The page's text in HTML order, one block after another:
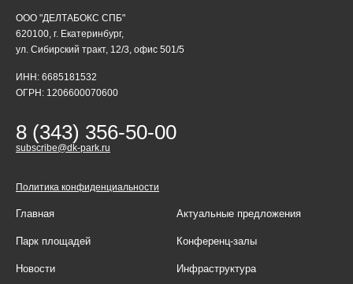
ООО "ДЕЛТАБОКС СПБ"
620100, г. Екатеринбург,
ул. Сибирский тракт, 12/3, офис 501/5
ИНН: 6685181532
ОГРН: 1206600070600
8 (343) 356-50-00
subscribe@dk-park.ru
Политика конфиденциальности
Главная Актуальные предложения
Парк площадей Конференц-залы
Новости Инфраструктура